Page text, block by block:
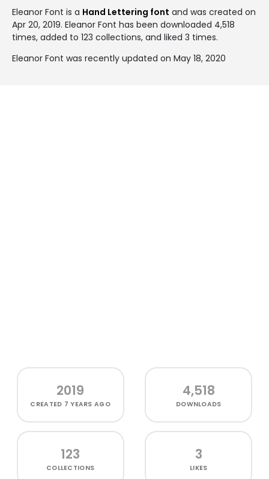
Eleanor Font is a Hand Lettering font and was created on
Apr 20, 2019. Eleanor Font has been downloaded 4,518
times, added to 123 collections, and liked 3 times.
Eleanor Font was recently updated on May 18, 2020
2019
CREATED 7 YEARS AGO
4,518
DOWNLOADS
123
COLLECTIONS
3
LIKES